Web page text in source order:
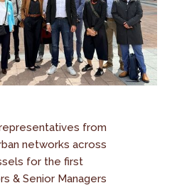
representatives from
networks across
for the first
& Senior Managers